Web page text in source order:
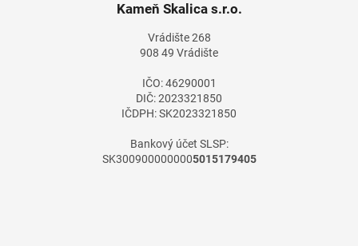
Kameň Skalica s.r.o.
Vrádište 268
908 49 Vrádište
IČO: 46290001
DIČ: 2023321850
IČDPH: SK2023321850
Bankový účet SLSP:
SK3009000000005015179405